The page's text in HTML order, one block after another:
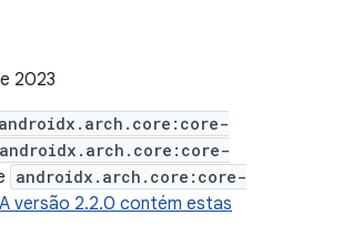
2023
androidx.arch.core:core-
androidx.arch.core:core-
androidx.arch.core:core-
A versão 2.2.0 contém estas